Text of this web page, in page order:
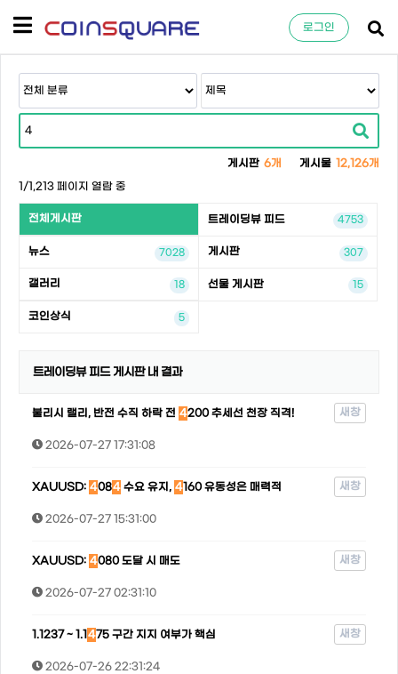
로그인
게시판 6개 게시물 12,126개
1/1,213 페이지 열람 중
전체게시판 트레이딩뷰 피드 4753
뉴스 7028 게시판 307
갤러리 18 선물 게시판 15
코인상식 5
트레이딩뷰 피드 게시판 내 결과
불리시 랠리, 반전 수직 하락 전 4200 추세선 천장 직격! 새창
2026-07-27 17:31:08
XAUUSD: 4084 수요 유지, 4160 유동성은 매력적 새창
2026-07-27 15:31:00
XAUUSD: 4080 도달 시 매도 새창
2026-07-27 02:31:10
1.1237 ~ 1.1 475 구간 지지 여부가 핵심 새창
2026-07-26 22:31:24